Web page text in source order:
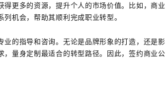
更多的资源，提升个人的市场价值。比如，商业
机会，帮助其顺利完成职业转型。
的指导和咨询。无论是品牌形象的打造，还是影
量身定制最适合的转型路径。因此，签约商业公